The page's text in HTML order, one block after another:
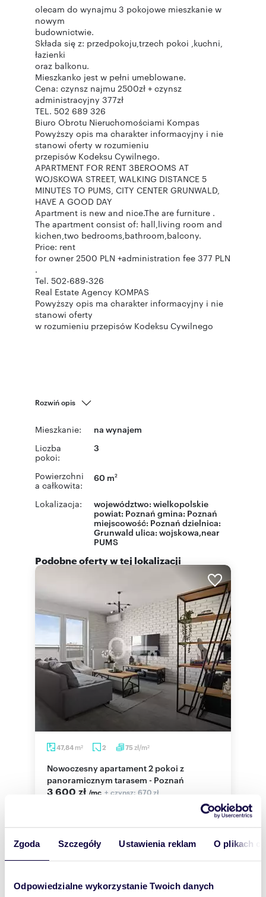
Zgoda Szczegóły Ustawienia reklam O plikach
Odpowiedzialne wykorzystanie Twoich danych
olecam do wynajmu 3 pokojowe mieszkanie w
nowym
budownictwie.
Składa się z: przedpokoju,trzech pokoi ,kuchni,
łazienki
oraz balkonu.
Mieszkanko jest w pełni umeblowane.
Cena: czynsz najmu 2500zł + czynsz
administracyjny 377zł
TEL. 502 689 326
Biuro Obrotu Nieruchomościami Kompas
Powyższy opis ma charakter informacyjny i nie
stanowi oferty w rozumieniu
przepisów Kodeksu Cywilnego.
APARTMENT FOR RENT 3BEROOMS AT
WOJSKOWA STREET, WALKING DISTANCE 5
MINUTES TO PUMS, CITY CENTER GRUNWALD,
HAVE A GOOD DAY
Apartment is new and nice.The are furniture .
The apartment consist of: hall,living room and
kichen,two bedrooms,bathroom,balcony.
Price: rent
for owner 2500 PLN +administration fee 377 PLN
.
Tel. 502-689-326
Real Estate Agency KOMPAS
Powyższy opis ma charakter informacyjny i nie
stanowi oferty
w rozumieniu przepisów Kodeksu Cywilnego
Rozwiń opis
Mieszkanie: na wynajem
Liczba
pokoi:
3
Powierzchni
a całkowita:
60 m2
Lokalizacja: województwo: wielkopolskie
powiat: Poznań gmina: Poznań
miejscowość: Poznań dzielnica:
Grunwald ulica: wojskowa,near
PUMS
Podobne oferty w tej lokalizacji
47,84 m2 2 75 zł/m2
Nowoczesny apartament 2 pokoi z
panoramicznym tarasem - Poznań
3 600 zł /mc + czynsz: 670 zł
PIĘTRZE | UL. ŚWIERZAWSKA WYJĄTKOWY,
TARASEM I MIEJSCE...